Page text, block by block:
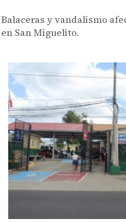
Balaceras y vandalismo
en San Miguelito.